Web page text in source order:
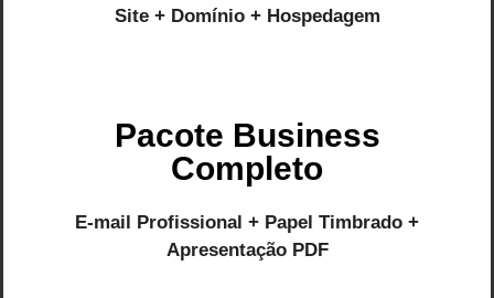
Site + Domínio + Hospedagem
Pacote Business
Completo
E-mail Profissional + Papel Timbrado +
Apresentação PDF